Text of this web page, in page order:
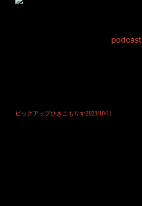
podcast
ピックアップひきこもりす2023/10/11